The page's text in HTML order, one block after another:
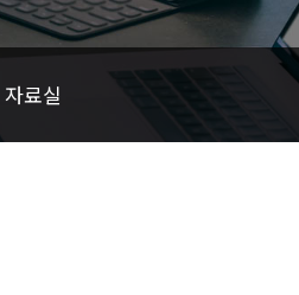
자료실